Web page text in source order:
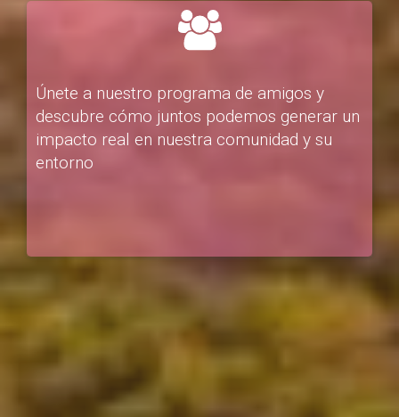
Únete a nuestro programa de amigos y
descubre cómo juntos podemos generar un
impacto real en nuestra comunidad y su
entorno